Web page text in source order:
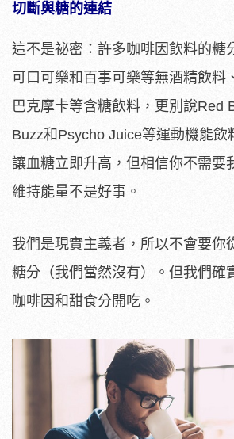
切斷與糖的連結
這不是祕密：許多咖啡因飲料的糖
可口可樂和百事可樂等無酒精飲料
巴克摩卡等含糖飲料，更別說Red
Buzz和Psycho Juice等運動機能飲
讓血糖立即升高，但相信你不需要
維持能量不是好事。
我們是現實主義者，所以不會要你
糖分（我們當然沒有）。但我們確
咖啡因和甜食分開吃。